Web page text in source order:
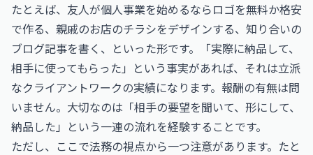
たとえば、友人が個人事業を始めるならロゴを無料か格安
で作る、親戚のお店のチラシをデザインする、知り合いの
ブログ記事を書く、といった形です。「実際に納品して、
相手に使ってもらった」という事実があれば、それは立派
なクライアントワークの実績になります。報酬の有無は問
いません。大切なのは「相手の要望を聞いて、形にして、
納品した」という一連の流れを経験することです。
ただし、ここで法務の視点から一つ注意があります。たと